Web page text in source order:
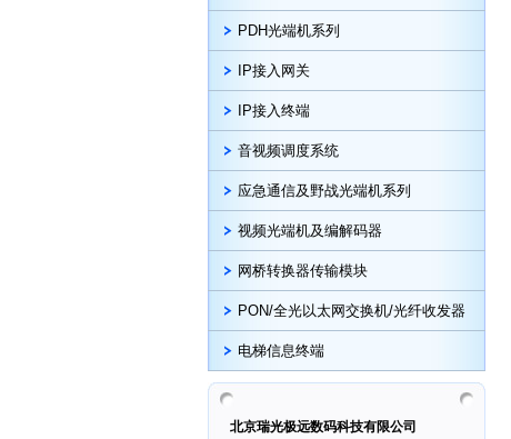
PDH光端机系列
IP接入网关
IP接入终端
音视频调度系统
应急通信及野战光端机系列
视频光端机及编解码器
网桥转换器传输模块
PON/全光以太网交换机/光纤收发器
电梯信息终端
北京瑞光极远数码科技有限公司